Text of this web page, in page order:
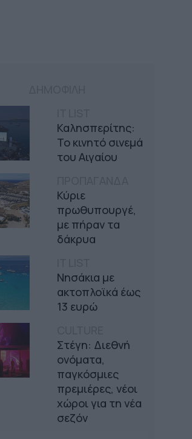
Καλησπερίτης:
Το κινητό σινεμά
του Αιγαίου
Κύριε
πρωθυπουργέ,
με πήραν τα
δάκρυα
Νησάκια με
ακτοπλοϊκά έως
13 ευρώ
Στέγη: Διεθνή
ονόματα,
παγκόσμιες
πρεμιέρες, νέοι
χώροι για τη νέα
σεζόν